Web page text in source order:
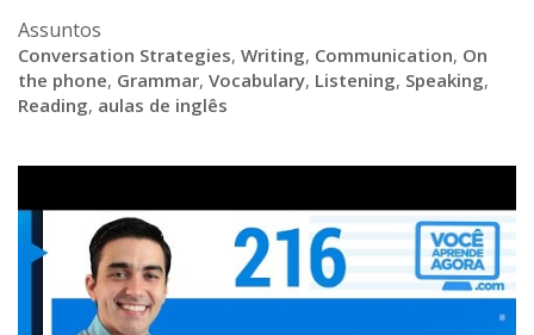
Assuntos
Conversation Strategies, Writing, Communication, On
the phone, Grammar, Vocabulary, Listening, Speaking,
Reading, aulas de inglês